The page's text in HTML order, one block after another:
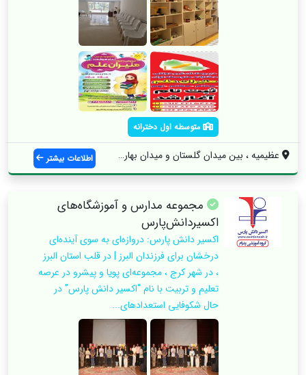
متوسطه اول دخترانه
عظیمیه ، بین میدان گلستان و میدان بهارست... اطلاعات بیشتر
مجموعه مدارس و آموزشگاه‌های
اکسیر‌دانش‌پارس
اکسیر دانش پارس: دروازه‌ای به سوی آینده‌ای
درخشان برای فرزندان البرز | در قلب استان البرز
، در شهر کرج ، مجموعه‌ای پویا و پیشرو در عرصه
تعلیم و تربیت با نام “اکسیر دانش پارس” در
حال شکوفایی استعدادهای...